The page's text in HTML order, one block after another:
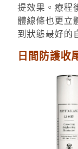
提效果。療程
體線條也更立
到狀態最好的
日間防護收